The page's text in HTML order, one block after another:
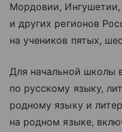
Мордовии,
и других регионов
на учеников пятых,
Для начальной школы
по русскому языку,
родному языку и
на родном языке,